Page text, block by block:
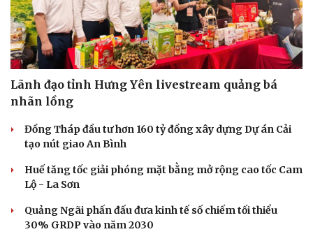
Lãnh đạo tỉnh Hưng Yên livestream quảng bá
nhãn lồng
Đồng Tháp đầu tư hơn 160 tỷ đồng xây dựng Dự án Cải
tạo nút giao An Bình
Huế tăng tốc giải phóng mặt bằng mở rộng cao tốc Cam
Lộ - La Sơn
Quảng Ngãi phấn đấu đưa kinh tế số chiếm tối thiểu
30% GRDP vào năm 2030